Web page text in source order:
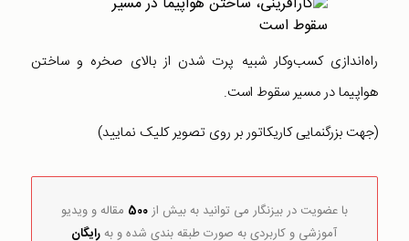
راه‌اندازی کسب‌و‌کار شبیه پرت شدن از بالای صخره و ساختن
هواپیما در مسیر سقوط است.
(جهت بزرگنمایی کاریکاتور بر روی تصویر کلیک نمایید)
با عضویت در بیزنگار می توانید به بیش از500 مقاله و ویدیو
آموزشی و کاربردی به صورت طبقه بندی شده و بهرایگان